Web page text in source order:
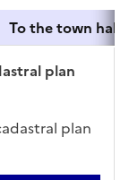
To the town hall
plan
plan